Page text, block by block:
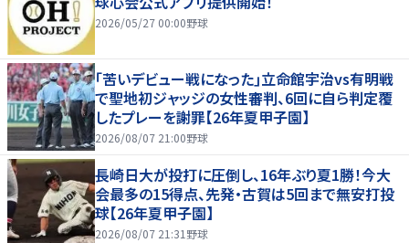
2026/05/27 00:00野球
｢苦いデビュー戦になった｣立命館宇治vs有明戦
で聖地初ジャッジの女性審判、6回に自ら判定覆
したプレーを謝罪【26年夏甲子園】
2026/08/07 21:00野球
長崎日大が投打に圧倒し、16年ぶり夏1勝！今大
会最多の15得点、先発・古賀は5回まで無安打投
球【26年夏甲子園】
2026/08/07 21:31 野球